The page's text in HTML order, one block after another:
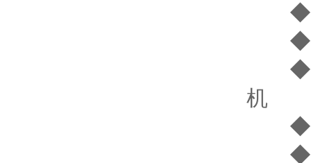
◆ 进
◆ 自
◆ 中
机
◆ 具
◆